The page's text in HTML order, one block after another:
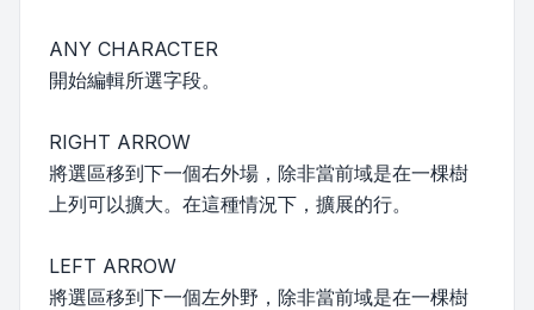
ANY CHARACTER
開始編輯所選字段。
RIGHT ARROW
將選區移到下一個右外場，除非當前域是在一棵樹
上列可以擴大。在這種情況下，擴展的行。
LEFT ARROW
將選區移到下一個左外野，除非當前域是在一棵樹